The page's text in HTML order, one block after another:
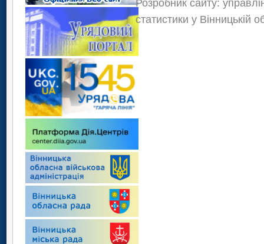
Розробник сайту:
статистики у Вінницькій